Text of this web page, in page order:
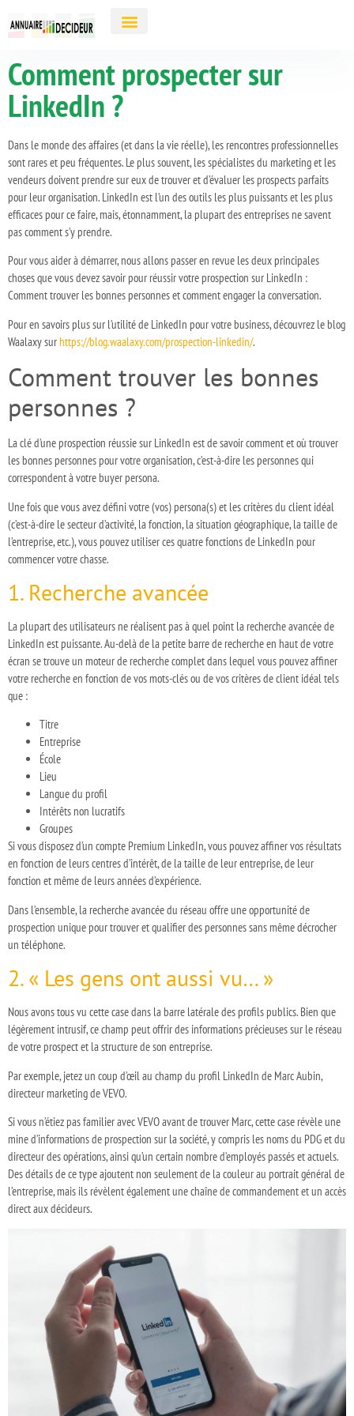
Comment prospecter sur
LinkedIn ?
Dans le monde des affaires (et dans la vie réelle), les rencontres professionnelles
sont rares et peu fréquentes. Le plus souvent, les spécialistes du marketing et les
vendeurs doivent prendre sur eux de trouver et d’évaluer les prospects parfaits
pour leur organisation. LinkedIn est l’un des outils les plus puissants et les plus
efficaces pour ce faire, mais, étonnamment, la plupart des entreprises ne savent
pas comment s’y prendre.
Pour vous aider à démarrer, nous allons passer en revue les deux principales
choses que vous devez savoir pour réussir votre prospection sur LinkedIn :
Comment trouver les bonnes personnes et comment engager la conversation.
Pour en savoirs plus sur l’utilité de LinkedIn pour votre business, découvrez le blog
Waalaxy surhttps://blog.waalaxy.com/prospection-linkedin/.
Comment trouver les bonnes
personnes ?
La clé d’une prospection réussie sur LinkedIn est de savoir comment et où trouver
les bonnes personnes pour votre organisation, c’est-à-dire les personnes qui
correspondent à votre buyer persona.
Une fois que vous avez défini votre (vos) persona(s) et les critères du client idéal
(c’est-à-dire le secteur d’activité, la fonction, la situation géographique, la taille de
l’entreprise, etc.), vous pouvez utiliser ces quatre fonctions de LinkedIn pour
commencer votre chasse.
1. Recherche avancée
La plupart des utilisateurs ne réalisent pas à quel point la recherche avancée de
LinkedIn est puissante. Au-delà de la petite barre de recherche en haut de votre
écran se trouve un moteur de recherche complet dans lequel vous pouvez affiner
votre recherche en fonction de vos mots-clés ou de vos critères de client idéal tels
que :
Titre
Entreprise
École
Lieu
Langue du profil
Intérêts non lucratifs
Groupes
Si vous disposez d’un compte Premium LinkedIn, vous pouvez affiner vos résultats
en fonction de leurs centres d’intérêt, de la taille de leur entreprise, de leur
fonction et même de leurs années d’expérience.
Dans l’ensemble, la recherche avancée du réseau offre une opportunité de
prospection unique pour trouver et qualifier des personnes sans même décrocher
un téléphone.
2. « Les gens ont aussi vu… »
Nous avons tous vu cette case dans la barre latérale des profils publics. Bien que
légèrement intrusif, ce champ peut offrir des informations précieuses sur le réseau
de votre prospect et la structure de son entreprise.
Par exemple, jetez un coup d’œil au champ du profil LinkedIn de Marc Aubin,
directeur marketing de VEVO.
Si vous n’étiez pas familier avec VEVO avant de trouver Marc, cette case révèle une
mine d’informations de prospection sur la société, y compris les noms du PDG et du
directeur des opérations, ainsi qu’un certain nombre d’employés passés et actuels.
Des détails de ce type ajoutent non seulement de la couleur au portrait général de
l’entreprise, mais ils révèlent également une chaîne de commandement et un accès
direct aux décideurs.